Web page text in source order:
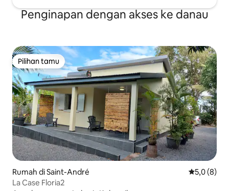
Penginapan dengan akses ke danau
Pilihan tamu
Pilihan tamu
Rumah di Saint-André Nilai rata-
5,0 (8)
La Case Floria2